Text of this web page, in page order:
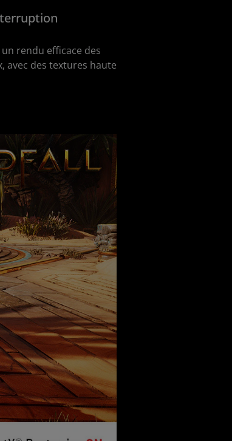
rendu efficace des
avec des textures haute